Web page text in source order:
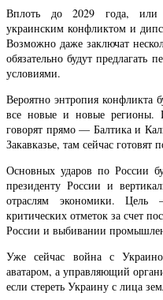
Вплоть до 2029 года, или
украинским конфликтом и
Возможно даже заключат
обязательно будут предлагать
условиями.
Вероятно энтропия конфликта
все новые и новые
говорят прямо — Балтика и
Закавказье, там сейчас
Основных ударов по России
президенту России и
отраслям экономики.
критических отметок за счет
России и выбивании
Уже сейчас война с
аватаром, а управляющий
если стереть Украину с лица